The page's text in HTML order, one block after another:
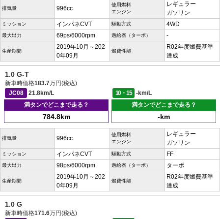
排気量 996cc
使用燃料
エンジン
レギュラー
ガソリン
ミッション インパネCVT 駆動方式 4WD
最大出力 69ps/6000rpm 過給器（ターボ） -
生産期間
2019年10月～202
0年09月
燃費性能
R02年度燃費基準
達成
1.0 G-T
新車時価格183.7万円(税込)
JC08
21.8km/L 10・15
-km/L
満タンでどこまで走る？
784.8km
満タンでどこまで走る？
-km
排気量 996cc
使用燃料
エンジン
レギュラー
ガソリン
ミッション インパネCVT 駆動方式 FF
最大出力 98ps/6000rpm 過給器（ターボ） ターボ
生産期間
2019年10月～202
0年09月
燃費性能
R02年度燃費基準
達成
1.0 G
新車時価格171.6万円(税込)